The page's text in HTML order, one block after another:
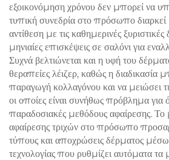
εξοικονόμηση χρόνου δεν μπορεί να
τυπική συνεδρία στο πρόσωπο
αντίθεση με τις καθημερινές ξυριστικές
μηνιαίες επισκέψεις σε σαλόνι για
Συχνά βελτιώνεται και η υφή του
θεραπείες λέιζερ, καθώς η διαδικασία
παραγωγή κολλαγόνου και να μειώσει
οι οποίες είναι συνήθως πρόβλημα για
παραδοσιακές μεθόδους αφαίρεσης. Το
αφαίρεσης τριχών στο πρόσωπο
τύπους και αποχρώσεις δέρματος
τεχνολογίας που ρυθμίζει αυτόματα τα